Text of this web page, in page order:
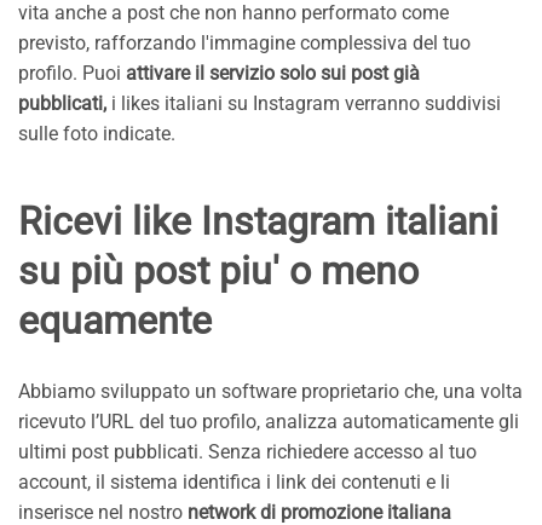
vita anche a post che non hanno performato come
previsto, rafforzando l'immagine complessiva del tuo
profilo. Puoi attivare il servizio solo sui post già
pubblicati, i likes italiani su Instagram verranno suddivisi
sulle foto indicate.
Ricevi like Instagram italiani
su più post piu' o meno
equamente
Abbiamo sviluppato un software proprietario che, una volta
ricevuto l’URL del tuo profilo, analizza automaticamente gli
ultimi post pubblicati. Senza richiedere accesso al tuo
account, il sistema identifica i link dei contenuti e li
inserisce nel nostro network di promozione italiana